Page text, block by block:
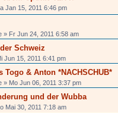
Jan 15, 2011 6:46 pm
» Fr Jun 24, 2011 6:58 am
Schweiz
Jun 15, 2011 6:41 pm
Togo & Anton *NACHSCHUB*
» Mo Jun 06, 2011 3:37 pm
und der Wubba
Mai 30, 2011 7:18 am